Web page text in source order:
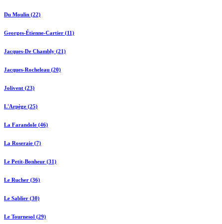
Du Moulin (22)
Georges-Étienne-Cartier (11)
Jacques-De Chambly (21)
Jacques-Rocheleau (20)
Jolivent (23)
L'Arpège (25)
La Farandole (46)
La Roseraie (7)
Le Petit-Bonheur (31)
Le Rucher (36)
Le Sablier (30)
Le Tournesol (29)